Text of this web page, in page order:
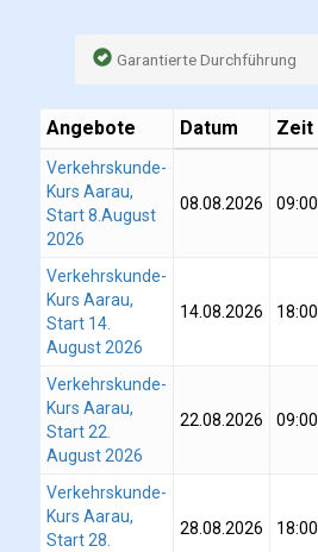
Garantierte Durchführung
Angebote Datum Zeit
Verkehrskunde-
Kurs Aarau,
Start 8.August
2026
08.08.2026 09:00
Verkehrskunde-
Kurs Aarau,
Start 14.
August 2026
14.08.2026 18:00
Verkehrskunde-
Kurs Aarau,
Start 22.
August 2026
22.08.2026 09:00
Verkehrskunde-
Kurs Aarau,
Start 28.
28.08.2026 18:00